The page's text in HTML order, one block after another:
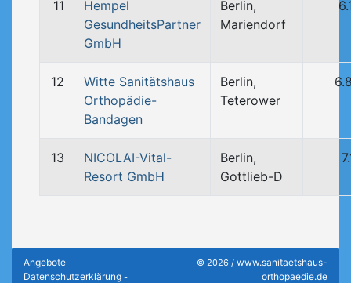
11
Hempel
GesundheitsPartner
GmbH
Berlin,
Mariendorf
12
Witte Sanitätshaus
Orthopädie-
Bandagen
Berlin,
Teterower
13
NICOLAI-Vital-
Resort GmbH
Berlin,
Gottlieb-D
Angebote -
Datenschutzerklärung -
© 2026 / www.sanitaetshaus-
orthopaedie.de